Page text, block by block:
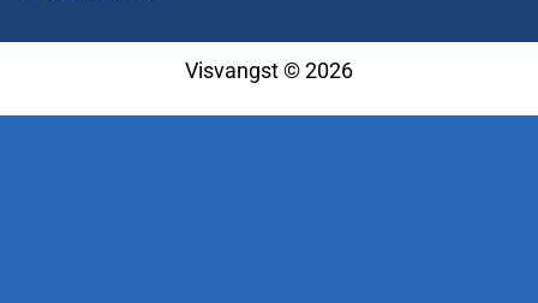
Visvangst © 2026